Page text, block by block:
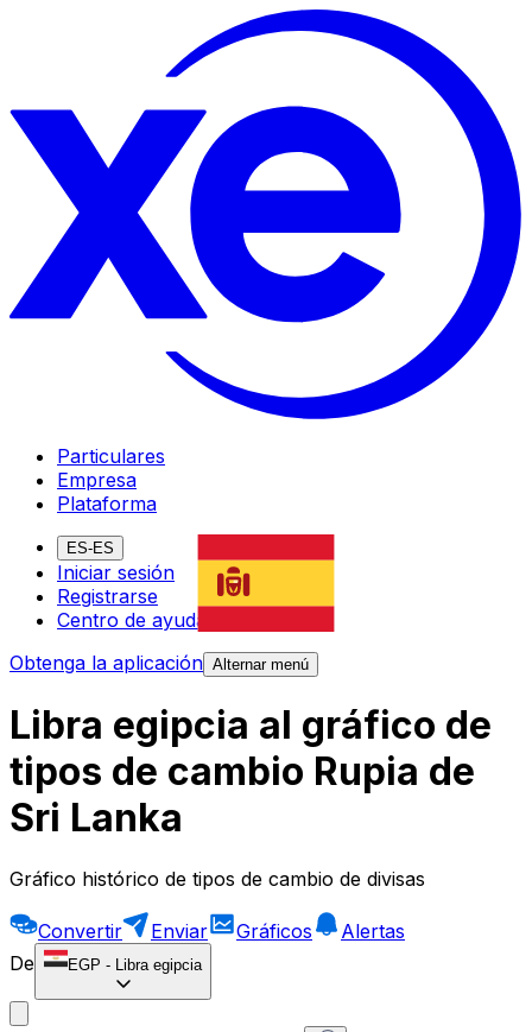
Particulares
Empresa
Plataforma
ES-ES
Iniciar sesión
Registrarse
Centro de ayuda
Obtenga la aplicación Alternar menú
Libra egipcia al gráfico de
tipos de cambio Rupia de
Sri Lanka
Gráfico histórico de tipos de cambio de divisas
Convertir Enviar Gráficos
Alertas
De
EGP - Libra egipcia